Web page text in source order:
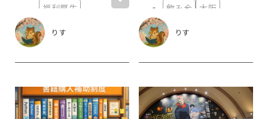
△山
葱ちゃん Uehara
りす
100トン
Mgura. キッシー
福利厚生
夏の思い出
りす
飲み会 大阪
りす